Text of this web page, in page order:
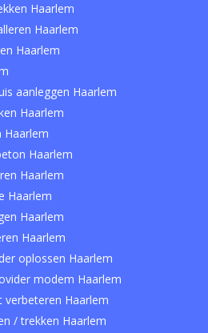
Haarlem
Haarlem
Haarlem
aanleggen Haarlem
Haarlem
Haarlem
Haarlem
Haarlem
Haarlem
Haarlem
Haarlem
oplossen Haarlem
modem Haarlem
verbeteren Haarlem
/ trekken Haarlem